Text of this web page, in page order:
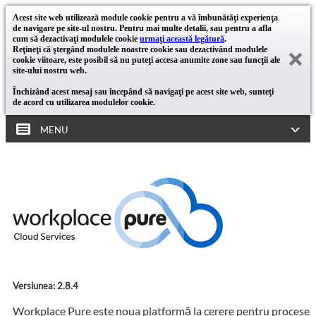
Acest site web utilizează module cookie pentru a vă îmbunătăţi experienţa
de navigare pe site-ul nostru. Pentru mai multe detalii, sau pentru a afla
cum să dezactivaţi modulele cookie urmaţi această legătură.
Reţineţi că ştergând modulele noastre cookie sau dezactivând modulele
cookie viitoare, este posibil să nu puteţi accesa anumite zone sau funcţii ale
site-ului nostru web.
Închizând acest mesaj sau începând să navigaţi pe acest site web, sunteţi
de acord cu utilizarea modulelor cookie.
MENU
Versiunea: 2.8.4
Workplace Pure este noua platformă la cerere pentru procese